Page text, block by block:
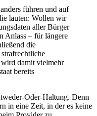
führen und auf
lauten: Wollen wir
aller Bürger
Anlass – für längere
die
damit vielmehr
bereits
Oder-Haltung. Denn
in eine Zeit, in der es keine